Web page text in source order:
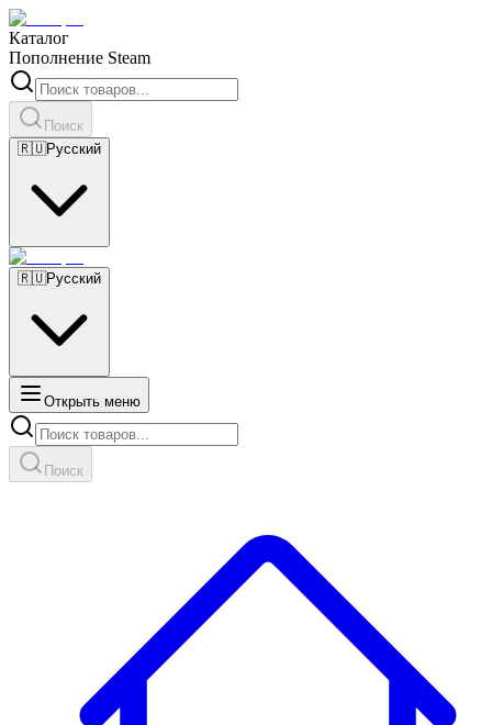
Каталог
Пополнение Steam
Поиск
🇷🇺Русский
🇷🇺Русский
Открыть меню
Поиск